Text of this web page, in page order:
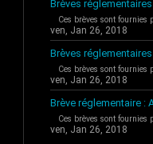
Brèves réglementaires
Ces brèves sont fournies
ven, Jan 26, 2018
Brèves
Ces brèves sont fournies
ven, Jan 26, 2018
Brève réglementaire :
Ces brèves sont fournies
ven, Jan 26, 2018